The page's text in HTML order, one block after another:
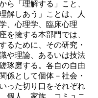
ら「理解する」こと、
解しあう」ことは、人
、心理学、臨床心理
を擁する本部門では、
るために、その研究・
や理論、あるいは技法
琢磨する。各自の自由
係として個体－社会・
った切り口をそれぞれ
個人、家族、コミュニ